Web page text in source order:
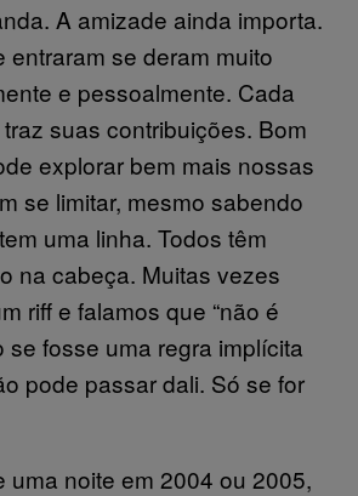
A amizade ainda importa.
entraram se deram muito
e pessoalmente. Cada
suas contribuições. Bom
explorar bem mais nossas
se limitar, mesmo sabendo
uma linha. Todos têm
na cabeça. Muitas vezes
riff e falamos que “não é
se fosse uma regra implícita
pode passar dali. Só se for
uma noite em 2004 ou 2005,